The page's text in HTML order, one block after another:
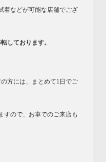
着などが可能な店舗でござ
しております。
方には、まとめて1日でご
すので、お車でのご来店も